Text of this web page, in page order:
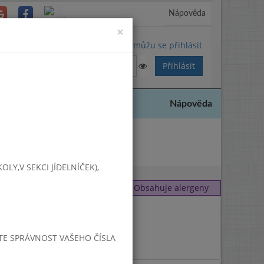
Nápověda
Nemůžu se přihlásit
Nápověda
Obsahuje alergeny
×
SEKCI JÍDELNÍČEK),
SPRÁVNOST VAŠEHO ČÍSLA